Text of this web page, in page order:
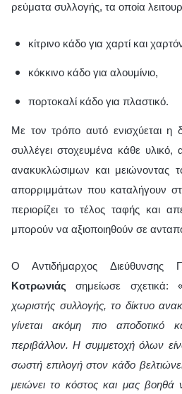
ρεύματα συλλογής, τα οποία
κίτρινο κάδο για χαρτί και
κόκκινο κάδο για αλουμίνιο,
πορτοκαλί κάδο για πλαστικό.
Με τον τρόπο αυτό ενισχύεται η
συλλέγει στοχευμένα κάθε υλικό,
ανακυκλώσιμων και μειώνοντας
απορριμμάτων που καταλήγουν
περιορίζει το τέλος ταφής και
μπορούν να αξιοποιηθούν σε
Ο Αντιδήμαρχος Διεύθυνσης
Κοτρωνιάς σημείωσε σχετικά:
χωριστής συλλογής, το δίκτυο
γίνεται ακόμη πιο αποδοτικό
περιβάλλον. Η συμμετοχή όλων
σωστή επιλογή στον κάδο
μειώνει το κόστος και μας